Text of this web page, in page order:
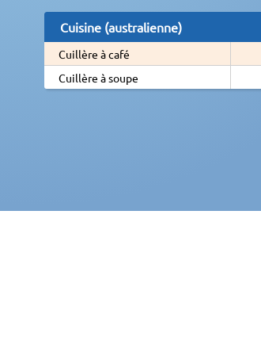
Cuisine (australienne)
Cuillère à café
Cuillère à soupe